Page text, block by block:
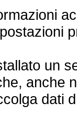
un
anche
dati